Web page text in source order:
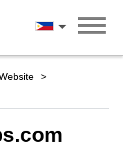
Wikang Filipino